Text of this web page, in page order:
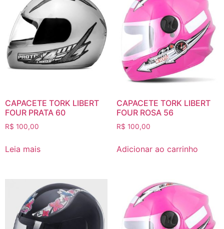
CAPACETE TORK LIBERT
FOUR PRATA 60
R$ 100,00
Leia mais
CAPACETE TORK LIBERT
FOUR ROSA 56
R$ 100,00
Adicionar ao carrinho